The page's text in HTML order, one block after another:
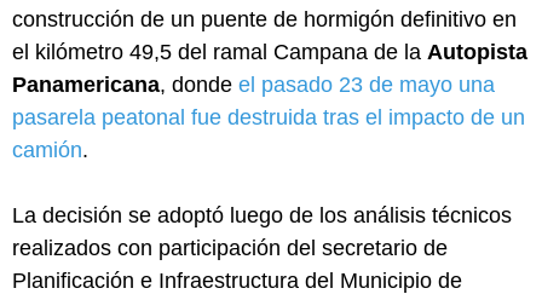
construcción de un puente de hormigón definitivo en
el kilómetro 49,5 del ramal Campana de la Autopista
Panamericana, donde el pasado 23 de mayo una
pasarela peatonal fue destruida tras el impacto de un
camión.
La decisión se adoptó luego de los análisis técnicos
realizados con participación del secretario de
Planificación e Infraestructura del Municipio de